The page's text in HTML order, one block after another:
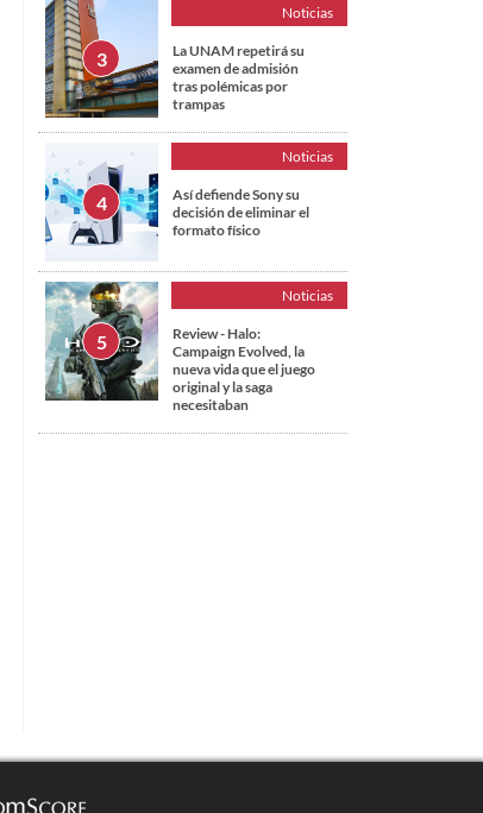
Noticias
La UNAM repetirá su
examen de admisión
tras polémicas por
trampas
Noticias
Así defiende Sony su
decisión de eliminar el
formato físico
Noticias
Review - Halo:
Campaign Evolved, la
nueva vida que el juego
original y la saga
necesitaban